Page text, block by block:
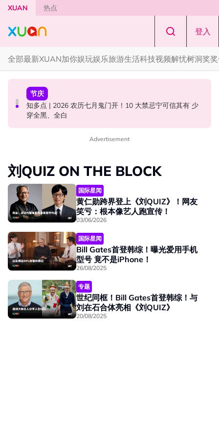
Skip to main content
XUAN 热点
登入
全部最新XUAN加你娱玩娱乐旅游生活科技视频解忧树洞奖
国际星闻
YG大楼遭女粉持高尔夫球杆猛砸！BLACKPINK 10周年最
新进展曝光！
中港台新
Jaclyn Victor现身《歌手2026》现场！遭粉丝野生捕获要
求合照！
节庆
知多点 | 2026 农历七月鬼门开！10 大禁忌宁可信其有 少
穿全黑、全白
Advertisement
刘QUIZ ON THE BLOCK
国际星闻
黄仁勋跨界登上《刘QUIZ》！网友
笑亏：根本像艺人跑宣传！
03/06/2026
国际星闻
Bill Gates首登韩综！曝光爱用手机
型号 竟不是iPhone！
26/08/2025
专题
世纪同框！Bill Gates首登韩综！与
刘在石合体亮相《刘QUIZ》
20/08/2025